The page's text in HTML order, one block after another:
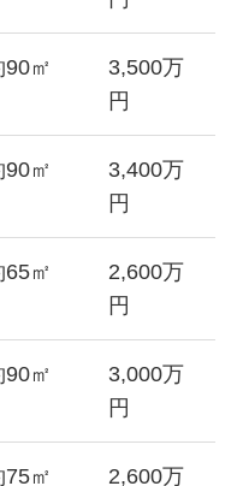
90㎡
3,500万
円
90㎡
3,400万
円
65㎡
2,600万
円
90㎡
3,000万
円
75㎡
2,600万